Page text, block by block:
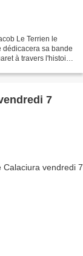
Le Terrien le
dédicacera sa bande
à travers l'histoire
7